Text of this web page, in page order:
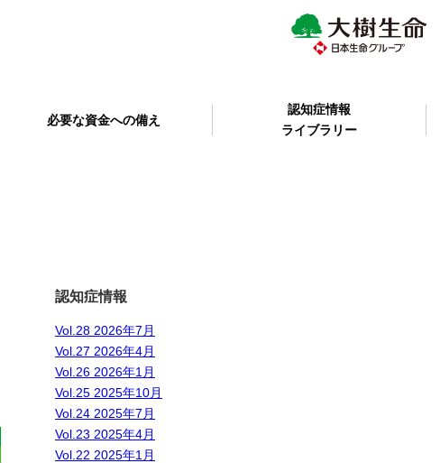
必要な資金への備え
認知症情報
ライブラリー
認知症情報
Vol.28 2026年7月
Vol.27 2026年4月
Vol.26 2026年1月
Vol.25 2025年10月
Vol.24 2025年7月
Vol.23 2025年4月
Vol.22 2025年1月